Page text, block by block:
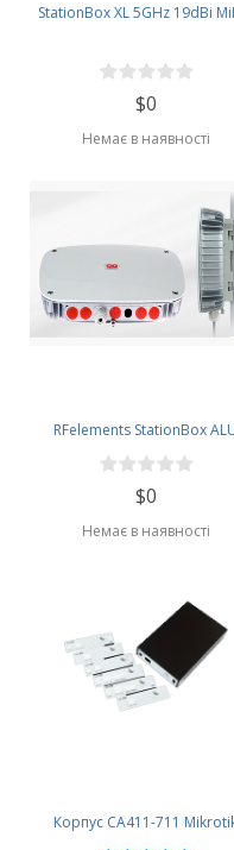
StationBox XL 5GHz 19dBi
$0
Немає в наявності
RFelements StationBox
$0
Немає в наявності
Корпус CA411-711